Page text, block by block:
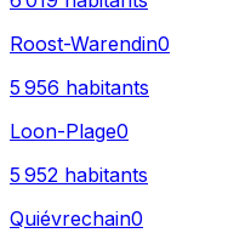
Roost-Warendin0
5 956 habitants
Loon-Plage0
5 952 habitants
Quiévrechain0